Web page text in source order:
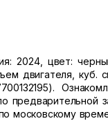
2024, цвет:
двигателя, куб.
предварительной
московскому